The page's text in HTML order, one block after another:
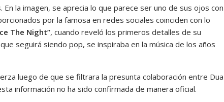
la imagen, se aprecia lo que parece ser uno de sus ojos con
por la famosa en redes sociales coinciden con lo
The Night”, cuando reveló los primeros detalles de su
seguirá siendo pop, se inspiraba en la música de los años
luego de que se filtrara la presunta colaboración entre Dua
información no ha sido confirmada de manera oficial.